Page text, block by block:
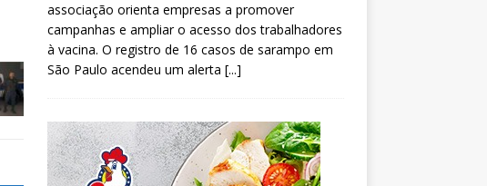
associação orienta empresas a promover
campanhas e ampliar o acesso dos trabalhadores
à vacina. O registro de 16 casos de sarampo em
São Paulo acendeu um alerta [...]